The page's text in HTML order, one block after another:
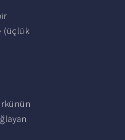
(üçlük